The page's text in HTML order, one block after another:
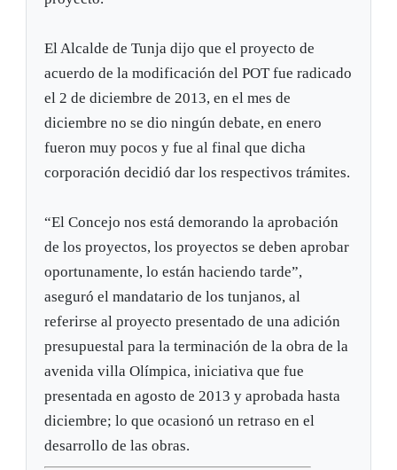
El Alcalde de Tunja dijo que el proyecto de
acuerdo de la modificación del POT fue radicado
el 2 de diciembre de 2013, en el mes de
diciembre no se dio ningún debate, en enero
fueron muy pocos y fue al final que dicha
corporación decidió dar los respectivos trámites.
“El Concejo nos está demorando la aprobación
de los proyectos, los proyectos se deben aprobar
oportunamente, lo están haciendo tarde”,
aseguró el mandatario de los tunjanos, al
referirse al proyecto presentado de una adición
presupuestal para la terminación de la obra de la
avenida villa Olímpica, iniciativa que fue
presentada en agosto de 2013 y aprobada hasta
diciembre; lo que ocasionó un retraso en el
desarrollo de las obras.